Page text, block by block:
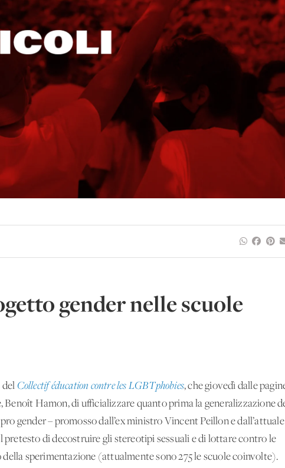
gender nelle scuole
del Collectif éducation contre les LGBTphobies, che giovedì dalle
Hamon, di ufficializzare quanto prima la generalizzazione
gender – promosso dall’ex ministro Vincent Peillon e dall’attuale
di decostruire gli stereotipi sessuali e di lottare contro le
sperimentazione (attualmente sono 275 le scuole coinvolte).